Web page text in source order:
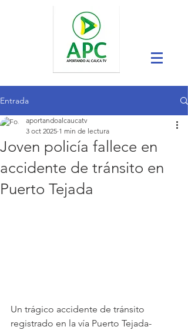
Entrada
Joven policía fallece en
accidente de tránsito en
Puerto Tejada
aportandoalcaucatv
3 oct 2025 1 min de lectura
Un trágico accidente de tránsito
registrado en la vía Puerto Tejada-